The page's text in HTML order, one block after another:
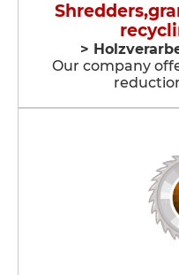
>
Our company